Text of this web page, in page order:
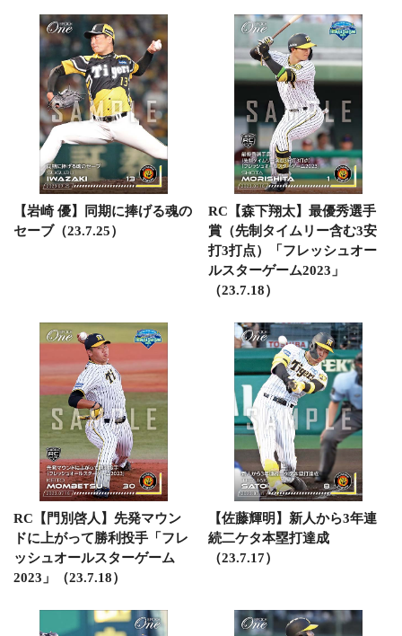
【岩崎 優】同期に捧げる魂の
セーブ（23.7.25）
RC【森下翔太】最優秀選手
賞（先制タイムリー含む3安
打3打点）「フレッシュオー
ルスターゲーム2023」
（23.7.18）
RC【門別啓人】先発マウン
ドに上がって勝利投手「フレ
ッシュオールスターゲーム
2023」（23.7.18）
【佐藤輝明】新人から3年連
続二ケタ本塁打達成
（23.7.17）